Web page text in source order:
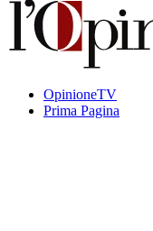
OpinioneTV
Prima Pagina